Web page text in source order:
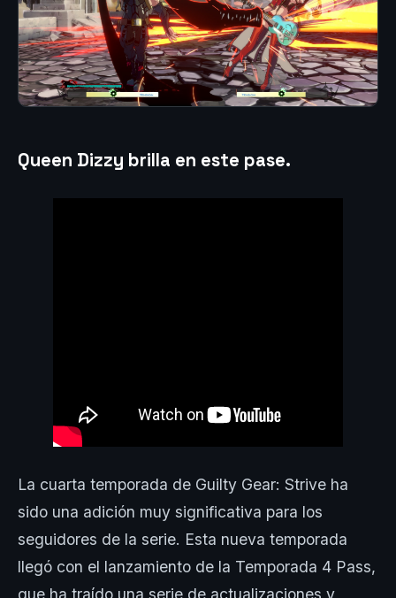
Queen Dizzy brilla en este pase.
La cuarta temporada de Guilty Gear: Strive ha
sido una adición muy significativa para los
seguidores de la serie. Esta nueva temporada
llegó con el lanzamiento de la Temporada 4 Pass,
que ha traído una serie de actualizaciones y